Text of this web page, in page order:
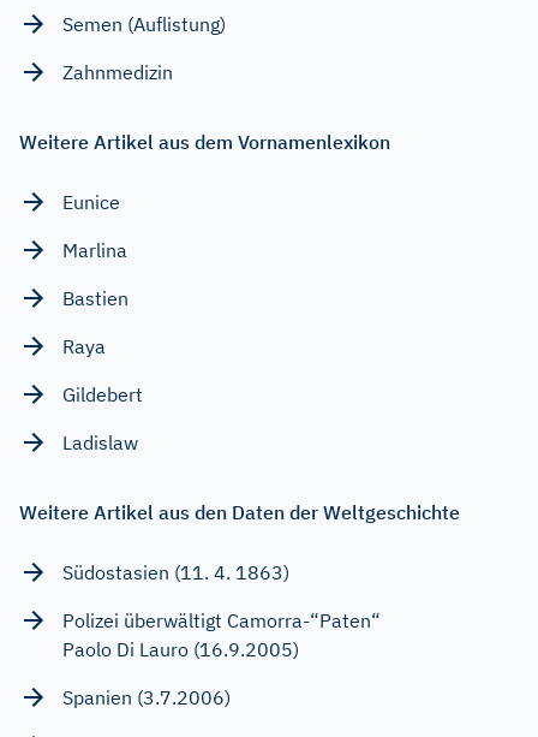
Semen (Auflistung)
Zahnmedizin
Weitere Artikel aus dem Vornamenlexikon
Eunice
Marlina
Bastien
Raya
Gildebert
Ladislaw
Weitere Artikel aus den Daten der Weltgeschichte
Südostasien (11. 4. 1863)
Polizei überwältigt Camorra-“Paten“
Paolo Di Lauro (16.9.2005)
Spanien (3.7.2006)